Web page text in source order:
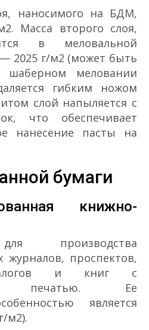
наносимого на БДМ,
Масса второго слоя,
в меловальной
20­25 г/м2 (может быть
меловании
гибким ножом
слой напыляется с
что обеспечивает
нанесение пасты на
бумаги
книжно-
производства
журналов, проспектов,
и книг с
печатью. Ее
является
м2).